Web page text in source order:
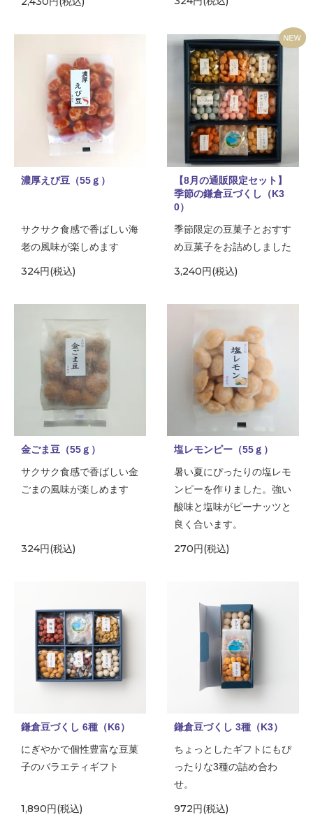
濃厚えび豆（55ｇ）
サクサク食感で香ばしい海
老の風味が楽しめます
324円(税込)
【8月の通販限定セット】
季節の鎌倉豆づくし（K3
0）
季節限定の豆菓子とおすす
め豆菓子をお詰めしました
3,240円(税込)
金ごま豆（55ｇ）
サクサク食感で香ばしい金
ごまの風味が楽しめます
324円(税込)
塩レモンピー（55ｇ）
暑い夏にぴったりの塩レモ
ンピーを作りました。強い
酸味と塩味がピーナッツと
良く合います。
270円(税込)
鎌倉豆づくし 6種（K6）
にぎやかで個性豊富な豆菓
子のバラエティギフト
1,890円(税込)
鎌倉豆づくし 3種（K3）
ちょっとしたギフトにもぴ
ったりな3種の詰め合わ
せ。
972円(税込)